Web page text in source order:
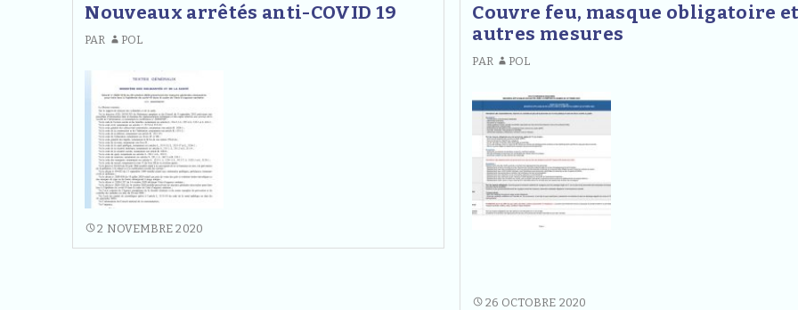
LES
PROPRIÉTÉS
PRIVÉES
CONDITIONS)
Nouveaux arrêtés anti-COVID 19
PAR POL
NOUVEAUX
ARRÊTÉS
2 NOVEMBRE 2020
Couvre feu, masque obligatoire et
autres mesures
PAR POL
COUVRE
26 OCTOBRE 2020